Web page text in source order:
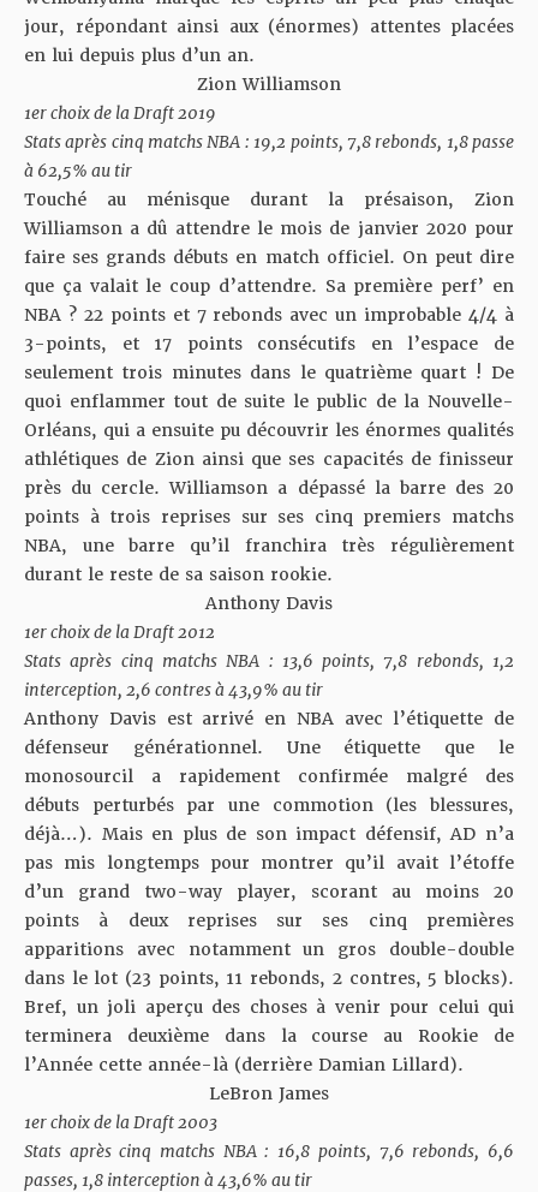
jour, répondant ainsi aux (énormes) attentes placées
en lui depuis plus d’un an.
Zion Williamson
1er choix de la Draft 2019
Stats après cinq matchs NBA : 19,2 points, 7,8 rebonds, 1,8 passe
à 62,5% au tir
Touché au ménisque durant la présaison, Zion
Williamson a dû attendre le mois de janvier 2020 pour
faire ses grands débuts en match officiel. On peut dire
que ça valait le coup d’attendre. Sa première perf’ en
NBA ? 22 points et 7 rebonds avec un improbable 4/4 à
3-points, et 17 points consécutifs en l’espace de
seulement trois minutes dans le quatrième quart ! De
quoi enflammer tout de suite le public de la Nouvelle-
Orléans, qui a ensuite pu découvrir les énormes qualités
athlétiques de Zion ainsi que ses capacités de finisseur
près du cercle. Williamson a dépassé la barre des 20
points à trois reprises sur ses cinq premiers matchs
NBA, une barre qu’il franchira très régulièrement
durant le reste de sa saison rookie.
Anthony Davis
1er choix de la Draft 2012
Stats après cinq matchs NBA : 13,6 points, 7,8 rebonds, 1,2
interception, 2,6 contres à 43,9% au tir
Anthony Davis est arrivé en NBA avec l’étiquette de
défenseur générationnel. Une étiquette que le
monosourcil a rapidement confirmée malgré des
débuts perturbés par une commotion (les blessures,
déjà…). Mais en plus de son impact défensif, AD n’a
pas mis longtemps pour montrer qu’il avait l’étoffe
d’un grand two-way player, scorant au moins 20
points à deux reprises sur ses cinq premières
apparitions avec notamment un gros double-double
dans le lot (23 points, 11 rebonds, 2 contres, 5 blocks).
Bref, un joli aperçu des choses à venir pour celui qui
terminera deuxième dans la course au Rookie de
l’Année cette année-là (derrière Damian Lillard).
LeBron James
1er choix de la Draft 2003
Stats après cinq matchs NBA : 16,8 points, 7,6 rebonds, 6,6
passes, 1,8 interception à 43,6% au tir